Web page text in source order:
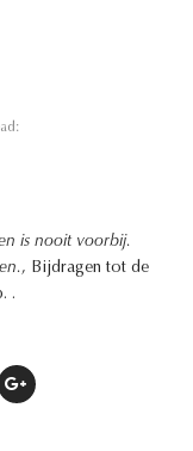
is nooit voorbij.
, Bijdragen tot de
.